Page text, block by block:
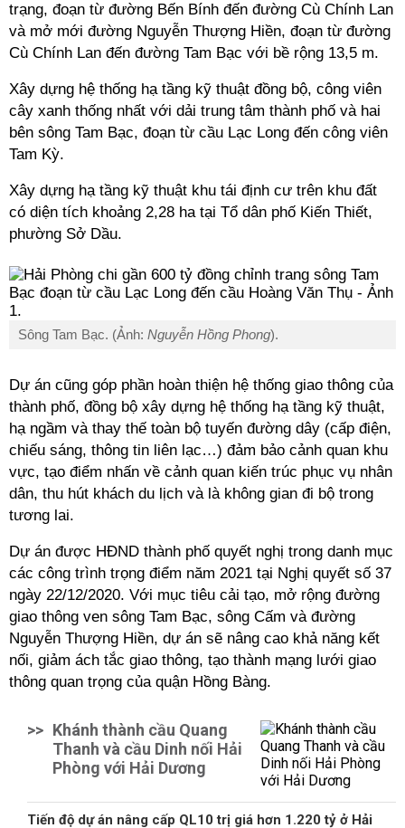
trạng, đoạn từ đường Bến Bính đến đường Cù Chính Lan
và mở mới đường Nguyễn Thượng Hiền, đoạn từ đường
Cù Chính Lan đến đường Tam Bạc với bề rộng 13,5 m.
Xây dựng hệ thống hạ tầng kỹ thuật đồng bộ, công viên
cây xanh thống nhất với dải trung tâm thành phố và hai
bên sông Tam Bạc, đoạn từ cầu Lạc Long đến công viên
Tam Kỳ.
Xây dựng hạ tầng kỹ thuật khu tái định cư trên khu đất
có diện tích khoảng 2,28 ha tại Tổ dân phố Kiến Thiết,
phường Sở Dầu.
Sông Tam Bạc. (Ảnh: Nguyễn Hồng Phong).
Dự án cũng góp phần hoàn thiện hệ thống giao thông của
thành phố, đồng bộ xây dựng hệ thống hạ tầng kỹ thuật,
hạ ngầm và thay thế toàn bộ tuyến đường dây (cấp điện,
chiếu sáng, thông tin liên lạc…) đảm bảo cảnh quan khu
vực, tạo điểm nhấn về cảnh quan kiến trúc phục vụ nhân
dân, thu hút khách du lịch và là không gian đi bộ trong
tương lai.
Dự án được HĐND thành phố quyết nghị trong danh mục
các công trình trọng điểm năm 2021 tại Nghị quyết số 37
ngày 22/12/2020. Với mục tiêu cải tạo, mở rộng đường
giao thông ven sông Tam Bạc, sông Cấm và đường
Nguyễn Thượng Hiền, dự án sẽ nâng cao khả năng kết
nối, giảm ách tắc giao thông, tạo thành mạng lưới giao
thông quan trọng của quận Hồng Bàng.
>> Khánh thành cầu Quang
Thanh và cầu Dinh nối Hải
Phòng với Hải Dương
Tiến độ dự án nâng cấp QL10 trị giá hơn 1.220 tỷ ở Hải